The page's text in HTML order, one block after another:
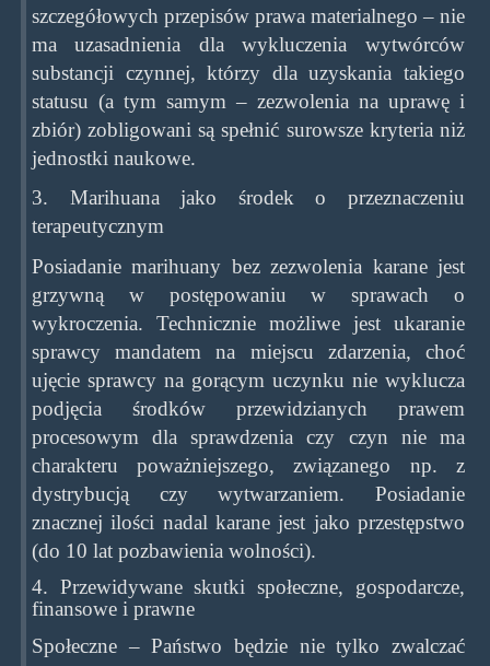
szczegółowych przepisów prawa materialnego – nie
ma uzasadnienia dla wykluczenia wytwórców
substancji czynnej, którzy dla uzyskania takiego
statusu (a tym samym – zezwolenia na uprawę i
zbiór) zobligowani są spełnić surowsze kryteria niż
jednostki naukowe.
3. Marihuana jako środek o przeznaczeniu
terapeutycznym
Posiadanie marihuany bez zezwolenia karane jest
grzywną w postępowaniu w sprawach o
wykroczenia. Technicznie możliwe jest ukaranie
sprawcy mandatem na miejscu zdarzenia, choć
ujęcie sprawcy na gorącym uczynku nie wyklucza
podjęcia środków przewidzianych prawem
procesowym dla sprawdzenia czy czyn nie ma
charakteru poważniejszego, związanego np. z
dystrybucją czy wytwarzaniem. Posiadanie
znacznej ilości nadal karane jest jako przestępstwo
(do 10 lat pozbawienia wolności).
4. Przewidywane skutki społeczne, gospodarcze,
finansowe i prawne
Społeczne – Państwo będzie nie tylko zwalczać